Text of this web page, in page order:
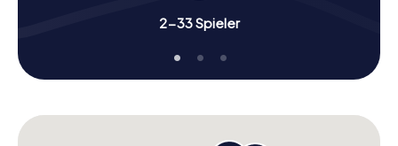
2-33 Spieler